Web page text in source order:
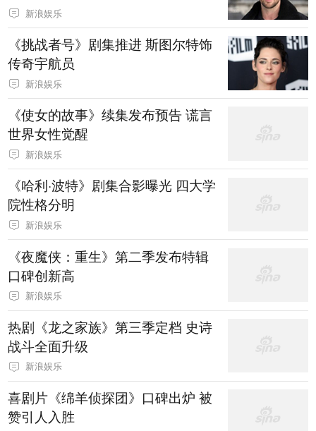
新浪娱乐
《挑战者号》剧集推进 斯图尔特饰
传奇宇航员
新浪娱乐
《使女的故事》续集发布预告 谎言
世界女性觉醒
新浪娱乐
《哈利·波特》剧集合影曝光 四大学
院性格分明
新浪娱乐
《夜魔侠：重生》第二季发布特辑
口碑创新高
新浪娱乐
热剧《龙之家族》第三季定档 史诗
战斗全面升级
新浪娱乐
喜剧片《绵羊侦探团》口碑出炉 被
赞引人入胜